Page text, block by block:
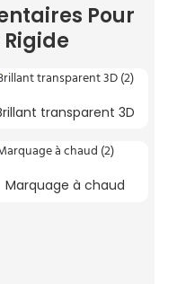
Pour
transparent 3D
Marquage à chaud